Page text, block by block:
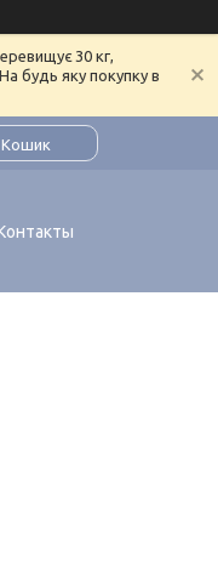
30 кг,
будь яку покупку в
Кошик